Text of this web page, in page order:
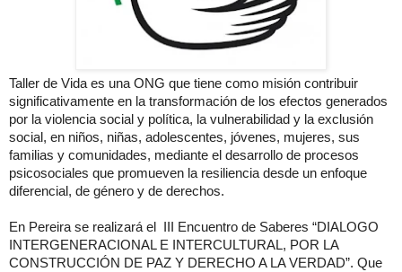
Taller de Vida es una ONG que tiene como misión contribuir
significativamente en la transformación de los efectos generados
por la violencia social y política, la vulnerabilidad y la exclusión
social, en niños, niñas, adolescentes, jóvenes, mujeres, sus
familias y comunidades, mediante el desarrollo de procesos
psicosociales que promueven la resiliencia desde un enfoque
diferencial, de género y de derechos.
En Pereira se realizará el III Encuentro de Saberes “DIALOGO
INTERGENERACIONAL E INTERCULTURAL, POR LA
CONSTRUCCIÓN DE PAZ Y DERECHO A LA VERDAD”. Que